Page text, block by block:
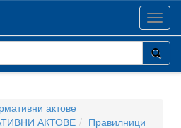
актове
АКТОВЕ
Правилници